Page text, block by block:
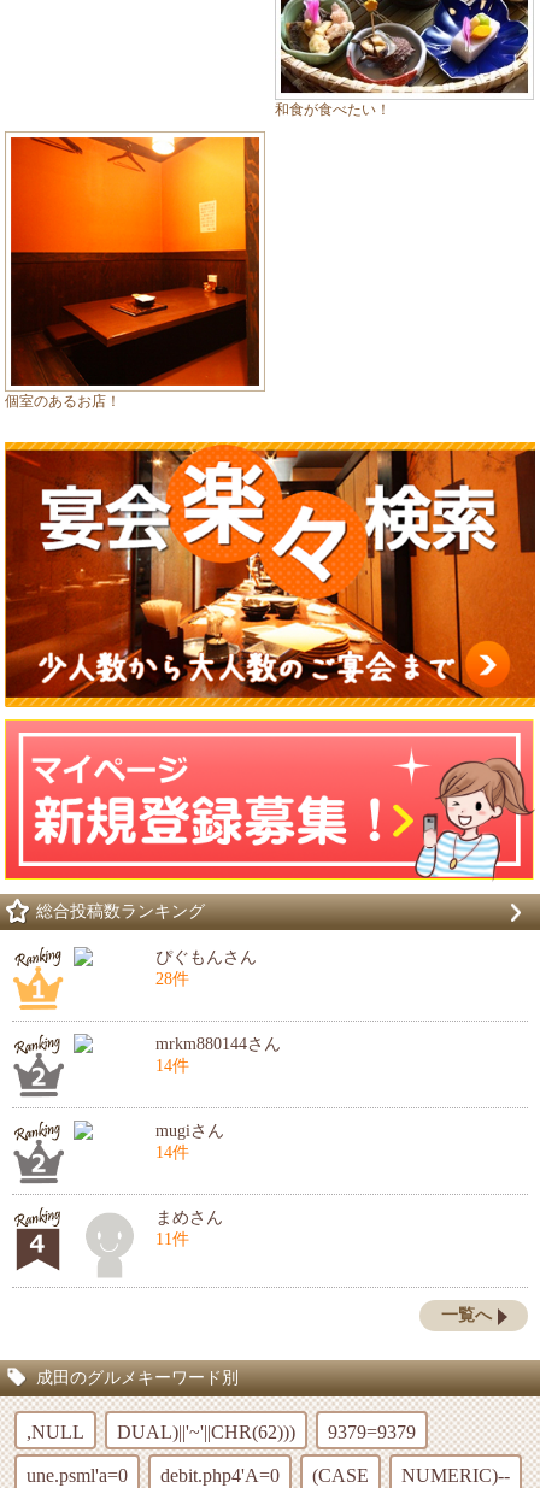
和食が食べたい！
個室のあるお店！
総合投稿数ランキング
ぴぐもんさん
28件
mrkm880144さん
14件
mugiさん
14件
まめさん
11件
一覧へ
成田のグルメキーワード別
,NULL DUAL)||'~'||CHR(62))) 9379=9379
une.psml'a=0 debit.php4'A=0 (CASE NUMERIC)--